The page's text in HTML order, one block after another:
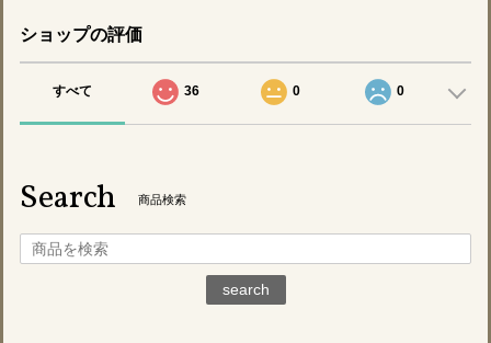
ショップの評価
すべて 36 0 0
Search 商品検索
search